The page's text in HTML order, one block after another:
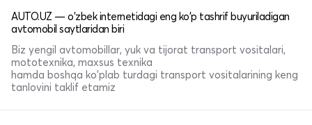
AUTO.UZ — o'zbek internetidagi eng ko'p tashrif buyuriladigan
avtomobil saytlaridan biri
Biz yengil avtomobillar, yuk va tijorat transport vositalari,
mototexnika, maxsus texnika
hamda boshqa ko'plab turdagi transport vositalarining keng
tanlovini taklif etamiz